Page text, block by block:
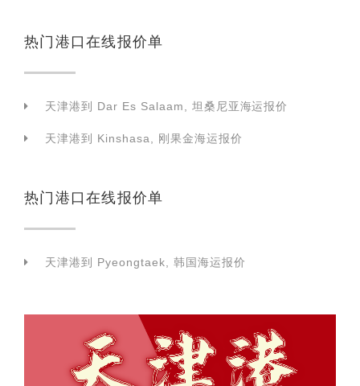
热门港口在线报价单
天津港到 Dar Es Salaam, 坦桑尼亚海运报价
天津港到 Kinshasa, 刚果金海运报价
热门港口在线报价单
天津港到 Pyeongtaek, 韩国海运报价